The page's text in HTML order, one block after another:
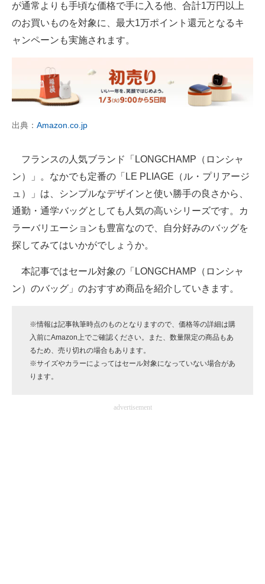
スマホと通信の最新トレンド
進化するPCとデバイスの未来
ビジネスと働き方のヒント
経営リーダーのコミュニティ
マーケ×ITの今がよく分かる
ITエンジニア向け専門サイト
製造業のIT導入・活用を支援
エレクトロニクス専門サイト
電子設計の基本と応用
が通常よりも手頃な価格で手に入る他、合計1万円以上
のお買いものを対象に、最大1万ポイント還元となるキ
ャンペーンも実施されます。
出典： Amazon.co.jp
フランスの人気ブランド「LONGCHAMP（ロンシャ
ン）」。なかでも定番の「LE PLIAGE（ル・プリアージ
ュ）」は、シンプルなデザインと使い勝手の良さから、
通勤・通学バッグとしても人気の高いシリーズです。カ
ラーバリエーションも豊富なので、自分好みのバッグを
探してみてはいかがでしょうか。
本記事ではセール対象の「LONGCHAMP（ロンシャ
ン）のバッグ」のおすすめ商品を紹介していきます。
※情報は記事執筆時点のものとなりますので、価格等の詳細は購
入前にAmazon上でご確認ください。また、数量限定の商品もあ
るため、売り切れの場合もあります。
※サイズやカラーによってはセール対象になっていない場合があ
ります。
advertisement